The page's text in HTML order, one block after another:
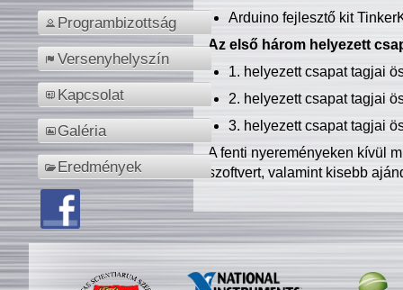
Programbizottság
Versenyhelyszín
Kapcsolat
Galéria
Eredmények
Arduino fejlesztő kit
Az első három helyezett
1. helyezett csapat tagjai
2. helyezett csapat tagjai
3. helyezett csapat tagjai
A fenti nyereményeken kívül
szoftvert, valamint kisebb